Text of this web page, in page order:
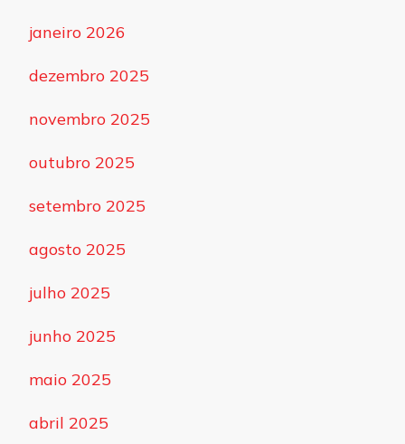
janeiro 2026
dezembro 2025
novembro 2025
outubro 2025
setembro 2025
agosto 2025
julho 2025
junho 2025
maio 2025
abril 2025